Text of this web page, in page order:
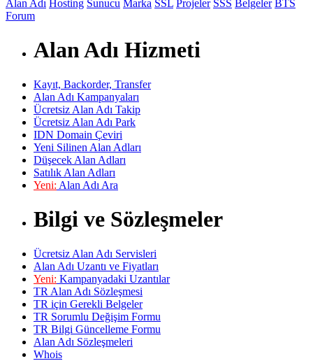
Alan Adı Hosting Sunucu Marka SSL Projeler SSS Belgeler BTS
Forum
Alan Adı Hizmeti
Kayıt, Backorder, Transfer
Alan Adı Kampanyaları
Ücretsiz Alan Adı Takip
Ücretsiz Alan Adı Park
IDN Domain Çeviri
Yeni Silinen Alan Adları
Düşecek Alan Adları
Satılık Alan Adları
Yeni: Alan Adı Ara
Bilgi ve Sözleşmeler
Ücretsiz Alan Adı Servisleri
Alan Adı Uzantı ve Fiyatları
Yeni: Kampanyadaki Uzantılar
TR Alan Adı Sözleşmesi
TR için Gerekli Belgeler
TR Sorumlu Değişim Formu
TR Bilgi Güncelleme Formu
Alan Adı Sözleşmeleri
Whois